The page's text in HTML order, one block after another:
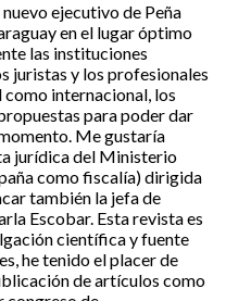
ejecutivo de Peña
en el lugar óptimo
las instituciones
juristas y los profesionales
internacional, los
para poder dar
Me gustaría
jurídica del Ministerio
como fiscalía) dirigida
también la jefa de
Escobar. Esta revista es
científica y fuente
he tenido el placer de
de artículos como